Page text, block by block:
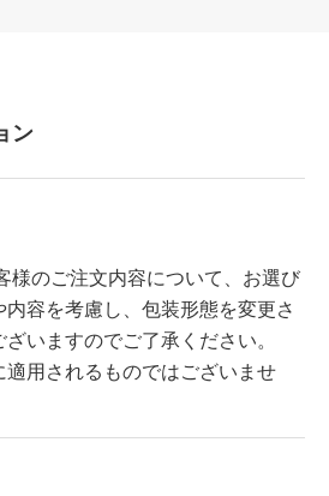
ン
様のご注文内容について、お選び
容を考慮し、包装形態を変更さ
いますのでご了承ください。
用されるものではございませ